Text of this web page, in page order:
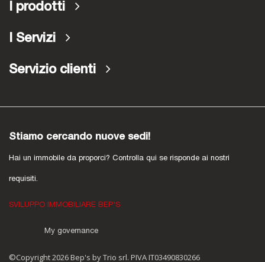
I prodotti
I Servizi
Servizio clienti
Stiamo cercando nuove sedi!
Hai un immobile da proporci? Controlla qui se risponde ai nostri
requisiti.
SVILUPPO IMMOBILIARE BEP'S
My governance
©Copyright 2026 Bep's by Trio srl. PIVA IT03490830266